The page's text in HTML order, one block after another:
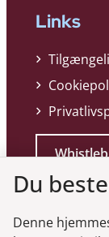
Links
Du
Denne